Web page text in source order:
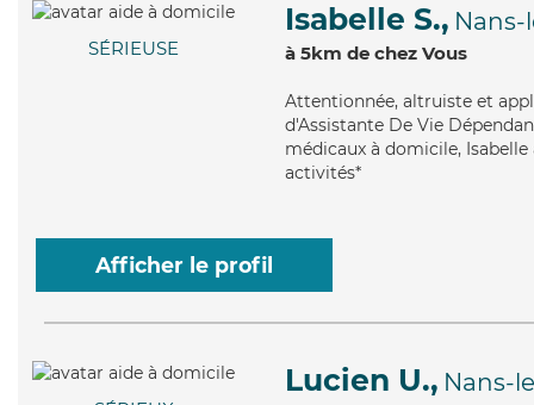
SÉRIEUSE
Isabelle S., Nans-
à 5km de chez Vous
Attentionnée, altruiste et
d'Assistante De Vie
médicaux à domicile,
activités*
Afficher le profil
Lucien U., Nans-